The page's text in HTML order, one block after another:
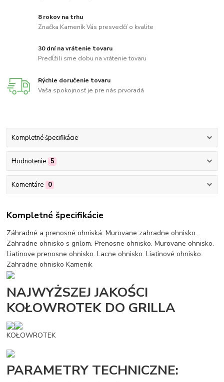
8 rokov na trhu
Značka Kameník Vás presvedčí o kvalite
30 dní na vrátenie tovaru
Predĺžili sme dobu na vrátenie tovaru
Rýchle doručenie tovaru
Vaša spokojnosť je pre nás prvoradá
Kompletné špecifikácie
Hodnotenie 5
Komentáre 0
Kompletné špecifikácie
Záhradné a prenosné ohniská. Murovane zahradne ohnisko.
Zahradne ohnisko s grilom. Prenosne ohnisko. Murovane ohnisko.
Liatinove prenosne ohnisko. Lacne ohnisko. Liatinové ohnisko.
Zahradne ohnisko Kamenik
NAJWYŻSZEJ JAKOŚCI
KOŁOWROTEK DO GRILLA
KOŁOWROTEK
PARAMETRY TECHNICZNE: